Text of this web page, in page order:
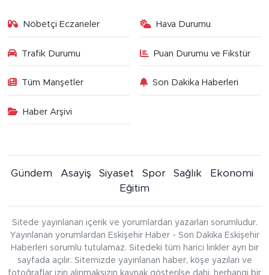
Nöbetçi Eczaneler Hava Durumu
Trafik Durumu Puan Durumu ve Fikstür
Tüm Manşetler Son Dakika Haberleri
Haber Arşivi
Gündem Asayiş Siyaset Spor Sağlık
Ekonomi
Eğitim
Sitede yayınlanan içerik ve yorumlardan yazarları sorumludur.
Yayınlanan yorumlardan Eskişehir Haber - Son Dakika Eskişehir
Haberleri sorumlu tutulamaz. Sitedeki tüm harici linkler ayrı bir
sayfada açılır. Sitemizde yayınlanan haber, köşe yazıları ve
fotoğraflar izin alınmaksızın kaynak gösterilse dahi, herhangi bir